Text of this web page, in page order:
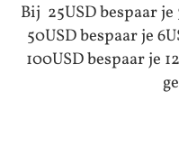
Bij 25USD bespaar
50USD bespaar je
100USD bespaar je